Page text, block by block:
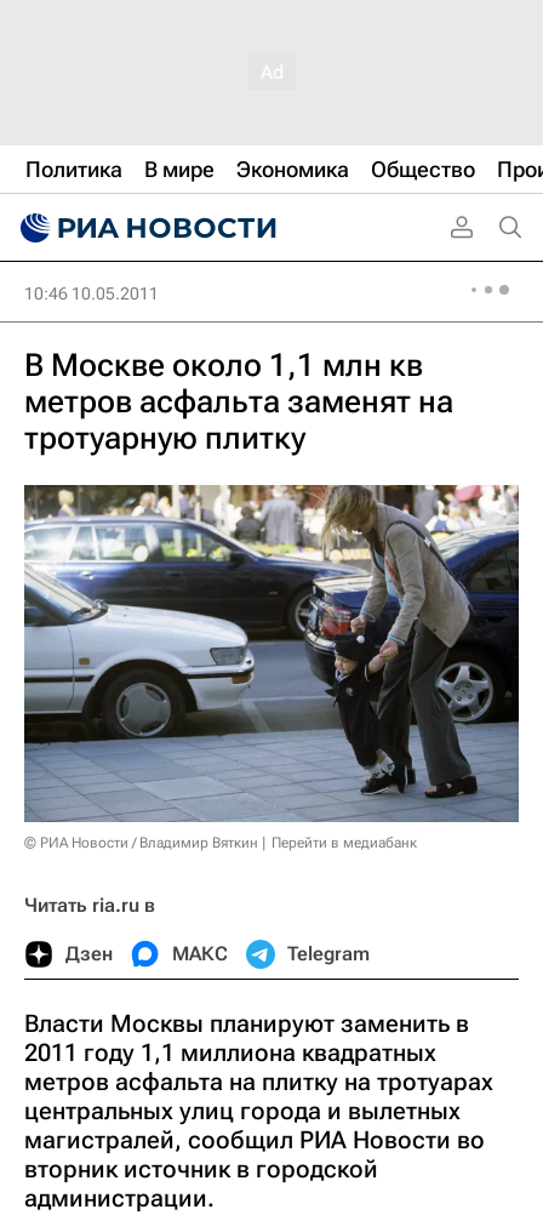
Политика В мире Экономика Общество
10:46 10.05.2011
В Москве около 1,1 млн кв
метров асфальта заменят на
тротуарную плитку
© РИА Новости / Владимир Вяткин Перейти в медиабанк
Читать ria.ru в
Дзен МАКС Telegram
Власти Москвы планируют заменить в
2011 году 1,1 миллиона квадратных
метров асфальта на плитку на тротуарах
центральных улиц города и вылетных
магистралей, сообщил РИА Новости во
вторник источник в городской
администрации.